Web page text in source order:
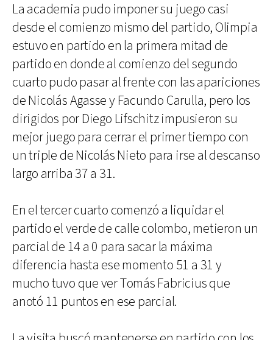
La academia pudo imponer su juego casi
desde el comienzo mismo del partido, Olimpia
estuvo en partido en la primera mitad de
partido en donde al comienzo del segundo
cuarto pudo pasar al frente con las apariciones
de Nicolás Agasse y Facundo Carulla, pero los
dirigidos por Diego Lifschitz impusieron su
mejor juego para cerrar el primer tiempo con
un triple de Nicolás Nieto para irse al descanso
largo arriba 37 a 31.
En el tercer cuarto comenzó a liquidar el
partido el verde de calle colombo, metieron un
parcial de 14 a 0 para sacar la máxima
diferencia hasta ese momento 51 a 31 y
mucho tuvo que ver Tomás Fabricius que
anotó 11 puntos en ese parcial.